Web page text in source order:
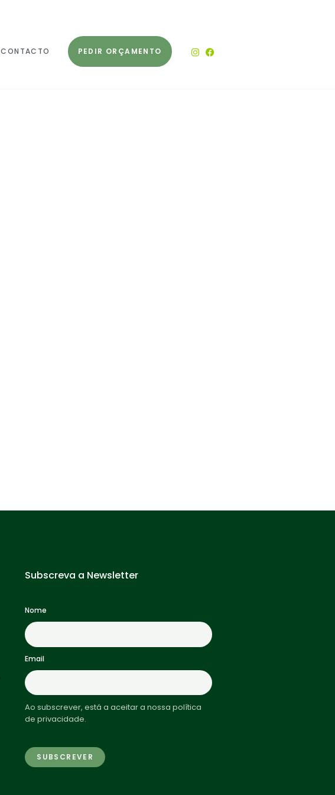
CONTACTO PEDIR ORÇAMENTO
Subscreva a Newsletter
Nome
Email
Ao subscrever, está a aceitar a nossa política
de privacidade.